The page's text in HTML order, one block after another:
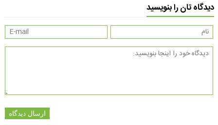
دیدگاه تان را بنویسید
ارسال دیدگاه